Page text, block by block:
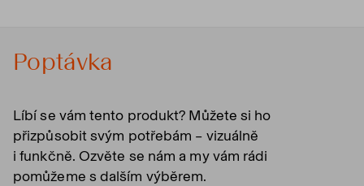
Poptávka
Líbí se vám tento produkt? Můžete si ho
přizpůsobit svým potřebám – vizuálně
i funkčně. Ozvěte se nám a my vám rádi
pomůžeme s dalším výběrem.